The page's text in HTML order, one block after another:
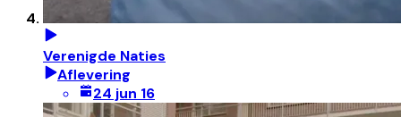
Verenigde Naties
Aflevering
24 jun 16